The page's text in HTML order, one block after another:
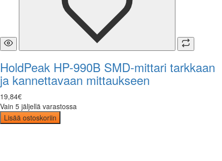
HoldPeak HP-990B SMD-mittari tarkkaan
ja kannettavaan mittaukseen
19,84€
Vain 5 jäljellä varastossa
Lisää ostoskoriin